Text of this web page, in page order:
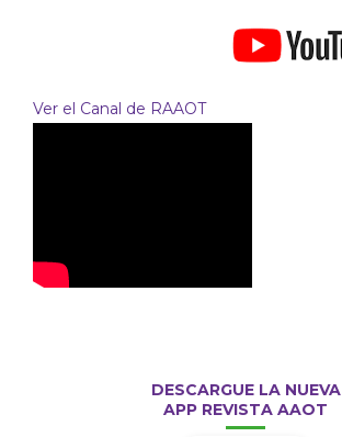
Ver el Canal de RAAOT
DESCARGUE LA NUEVA
APP REVISTA AAOT